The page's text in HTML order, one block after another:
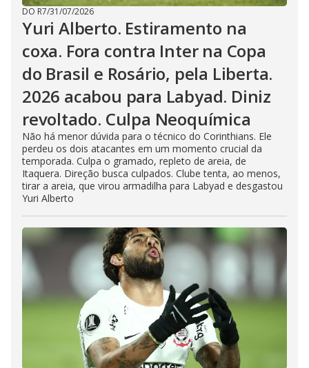
DO R7/31/07/2026
Yuri Alberto. Estiramento na
coxa. Fora contra Inter na Copa
do Brasil e Rosário, pela Liberta.
2026 acabou para Labyad. Diniz
revoltado. Culpa Neoquímica
Não há menor dúvida para o técnico do Corinthians. Ele
perdeu os dois atacantes em um momento crucial da
temporada. Culpa o gramado, repleto de areia, de
Itaquera. Direção busca culpados. Clube tenta, ao menos,
tirar a areia, que virou armadilha para Labyad e desgastou
Yuri Alberto